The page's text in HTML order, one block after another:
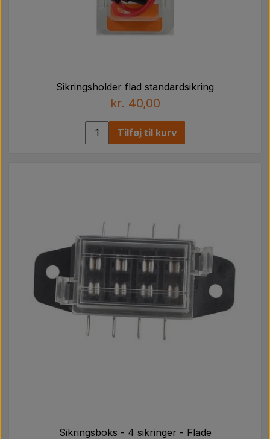
Sikringsholder flad standardsikring
kr. 40,00
Tilføj til kurv
Sikringsboks - 4 sikringer - Flade